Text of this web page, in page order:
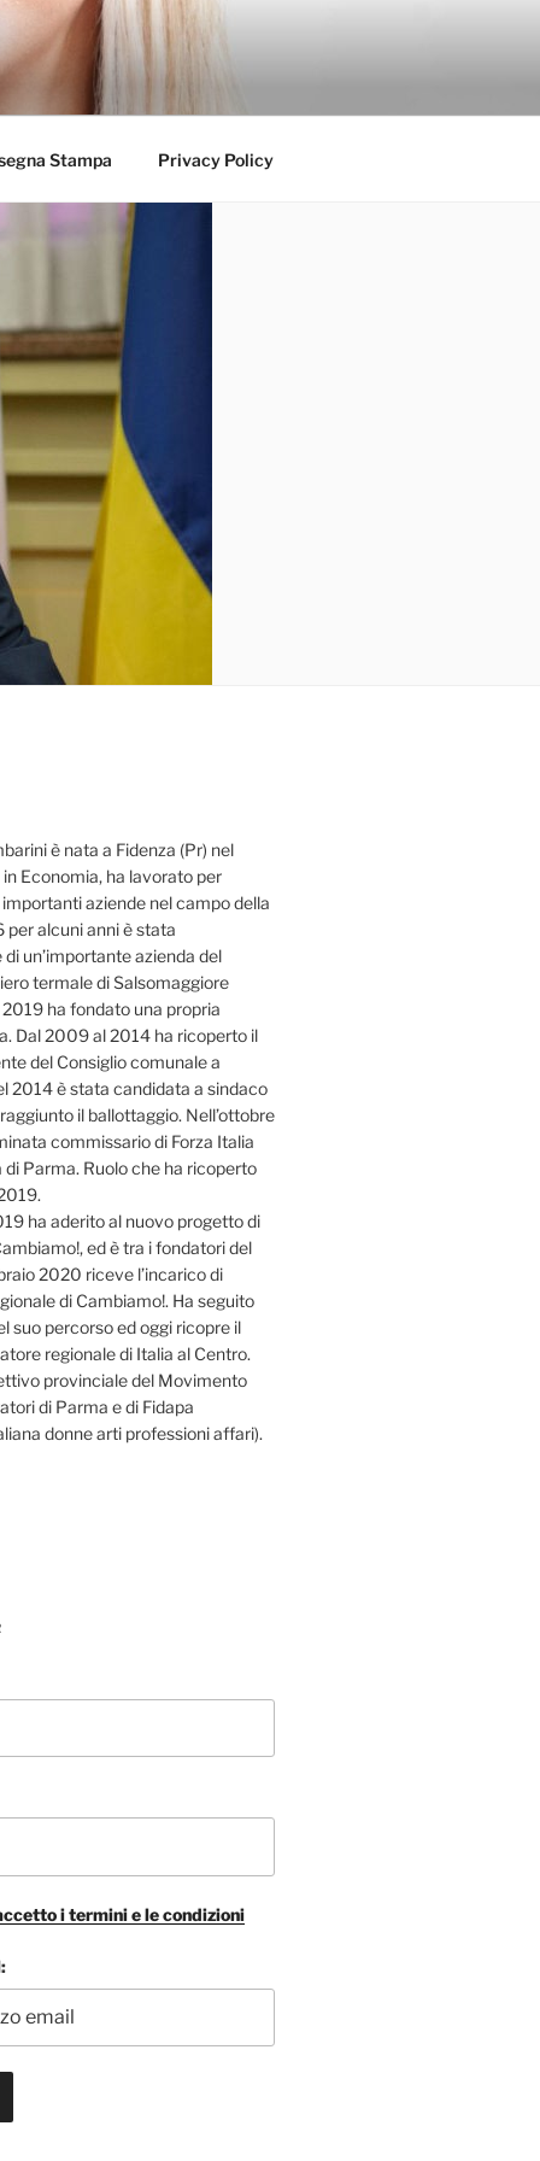
Stampa Privacy Policy
è nata a Fidenza (Pr) nel
Economia, ha lavorato per
aziende nel campo della
per alcuni anni è stata
un’importante azienda del
termale di Salsomaggiore
ha fondato una propria
Dal 2009 al 2014 ha ricoperto il
del Consiglio comunale a
2014 è stata candidata a sindaco
il ballottaggio. Nell’ottobre
commissario di Forza Italia
di Parma. Ruolo che ha ricoperto
ha aderito al nuovo progetto di
ed è tra i fondatori del
2020 riceve l’incarico di
di Cambiamo!. Ha seguito
suo percorso ed oggi ricopre il
regionale di Italia al Centro.
provinciale del Movimento
di Parma e di Fidapa
donne arti professioni affari).
i termini e le condizioni